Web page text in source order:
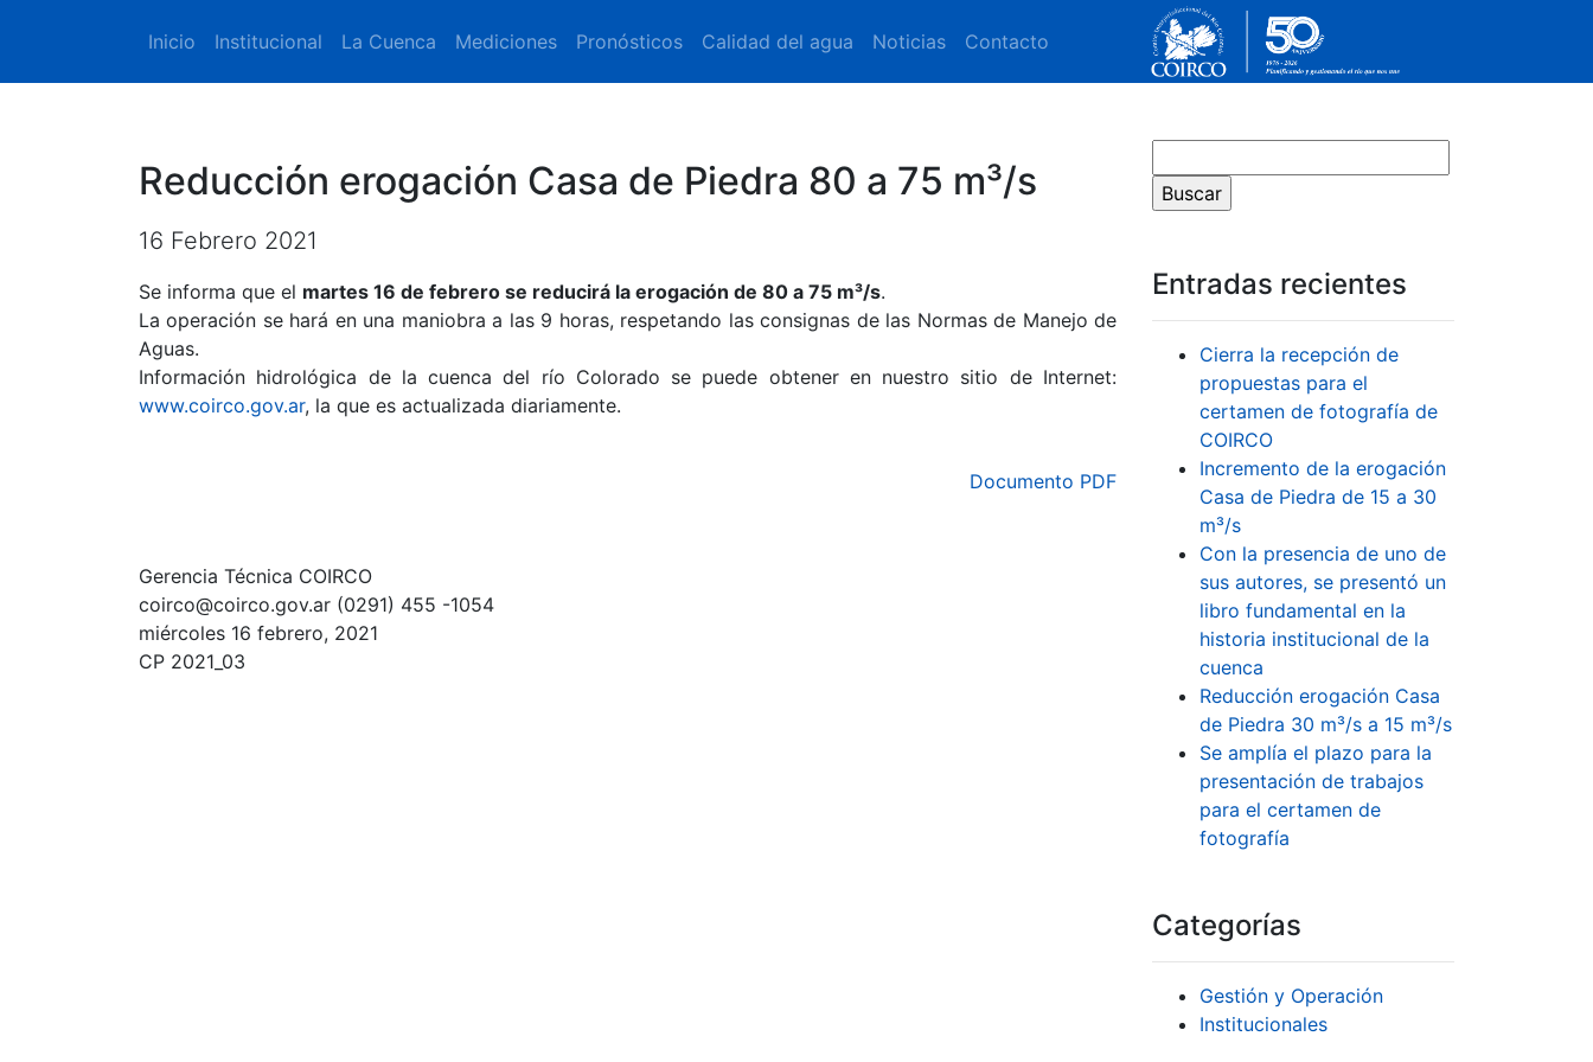
Inicio Institucional La Cuenca Mediciones Pronósticos Calidad del agua Noticias Contacto
Reducción erogación Casa de Piedra 80 a 75 m³/s
16 Febrero 2021
Se informa que el martes 16 de febrero se reducirá la erogación de 80 a 75 m³/s.
La operación se hará en una maniobra a las 9 horas, respetando las consignas de las Normas de Manejo de
Aguas.
Información hidrológica de la cuenca del río Colorado se puede obtener en nuestro sitio de Internet:
www.coirco.gov.ar, la que es actualizada diariamente.
Documento PDF
Gerencia Técnica COIRCO
coirco@coirco.gov.ar (0291) 455 -1054
miércoles 16 febrero, 2021
CP 2021_03
Entradas recientes
Cierra la recepción de
propuestas para el
certamen de fotografía de
COIRCO
Incremento de la erogación
Casa de Piedra de 15 a 30
m³/s
Con la presencia de uno de
sus autores, se presentó un
libro fundamental en la
historia institucional de la
cuenca
Reducción erogación Casa
de Piedra 30 m³/s a 15 m³/s
Se amplía el plazo para la
presentación de trabajos
para el certamen de
fotografía
Categorías
Gestión y Operación
Institucionales